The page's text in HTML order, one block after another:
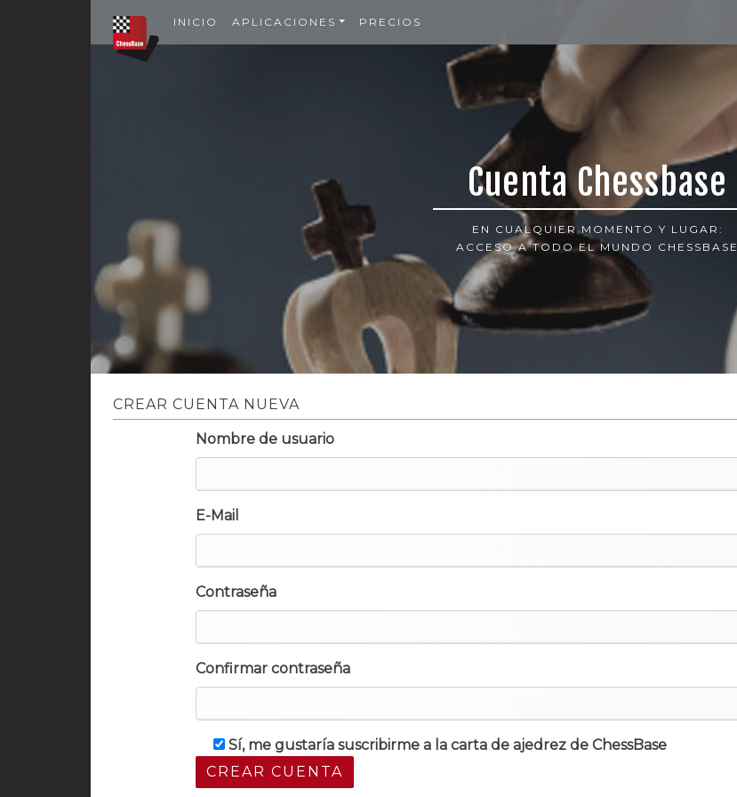
INICIO APLICACIONES PRECIOS
Cuenta Chessbase
EN CUALQUIER MOMENTO Y LUGAR:
ACCESO A TODO EL MUNDO CHESSBASE
CREAR CUENTA NUEVA
Nombre de usuario
E-Mail
Contraseña
Confirmar contraseña
Sí, me gustaría suscribirme a la carta de ajedrez de ChessBase
CREAR CUENTA